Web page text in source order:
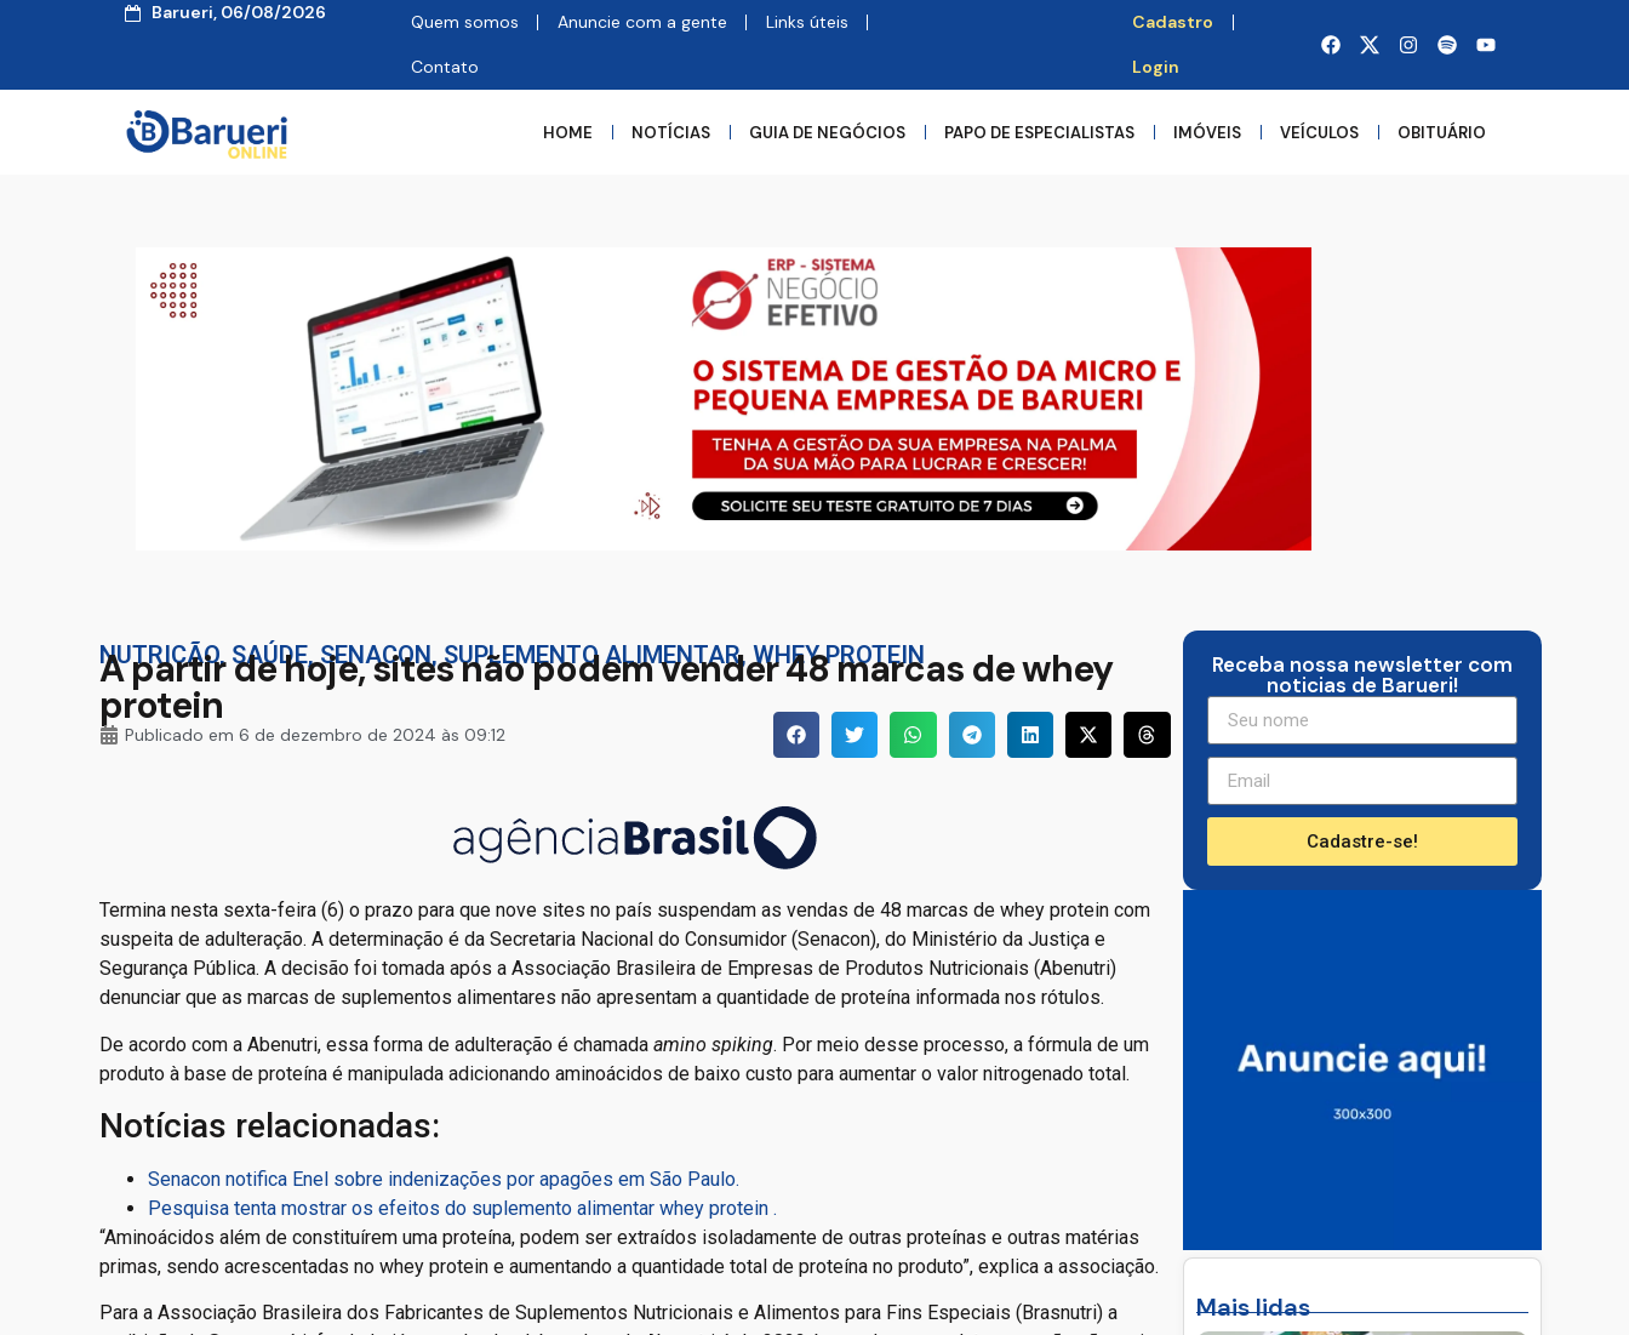
Barueri, 06/08/2026 Quem somos Anuncie com a gente Links úteis
Contato
Cadastro
Login
HOME NOTÍCIAS GUIA DE NEGÓCIOS PAPO DE ESPECIALISTAS IMÓVEIS VEÍCULOS OBITUÁRIO
NUTRIÇÃO, SAÚDE,SENACON,SUPLEMENTO ALIMENTAR,WHEY PROTEIN
A partir de hoje, sites não podem vender 48 marcas de whey
protein
Publicado em 6 de dezembro de 2024 às 09:12
Termina nesta sexta-feira (6) o prazo para que nove sites no país suspendam as vendas de 48 marcas de whey protein com
suspeita de adulteração. A determinação é da Secretaria Nacional do Consumidor (Senacon), do Ministério da Justiça e
Segurança Pública. A decisão foi tomada após a Associação Brasileira de Empresas de Produtos Nutricionais (Abenutri)
denunciar que as marcas de suplementos alimentares não apresentam a quantidade de proteína informada nos rótulos.
De acordo com a Abenutri, essa forma de adulteração é chamada amino spiking. Por meio desse processo, a fórmula de um
produto à base de proteína é manipulada adicionando aminoácidos de baixo custo para aumentar o valor nitrogenado total.
Notícias relacionadas:
Senacon notifica Enel sobre indenizações por apagões em São Paulo.
Pesquisa tenta mostrar os efeitos do suplemento alimentar whey protein .
“Aminoácidos além de constituírem uma proteína, podem ser extraídos isoladamente de outras proteínas e outras matérias
primas, sendo acrescentadas no whey protein e aumentando a quantidade total de proteína no produto”, explica a associação.
Para a Associação Brasileira dos Fabricantes de Suplementos Nutricionais e Alimentos para Fins Especiais (Brasnutri) a
Mais lidas
Receba nossa newsletter com
noticias de Barueri!
Cadastre-se!